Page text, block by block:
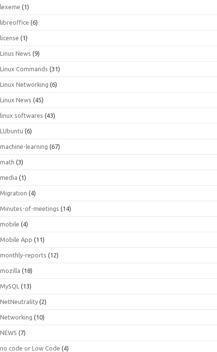
lexeme (1)
libreoffice (6)
license (1)
Linus News (9)
Linux Commands (31)
Linux Networking (6)
Linux News (45)
linux softwares (43)
LUbuntu (6)
machine-learning (67)
math (3)
media (1)
Migration (4)
Minutes-of-meetings (14)
mobile (4)
Mobile App (11)
monthly-reports (12)
mozilla (18)
MySQL (13)
NetNeutrality (2)
Networking (10)
NEWS (7)
no code or Low Code (4)